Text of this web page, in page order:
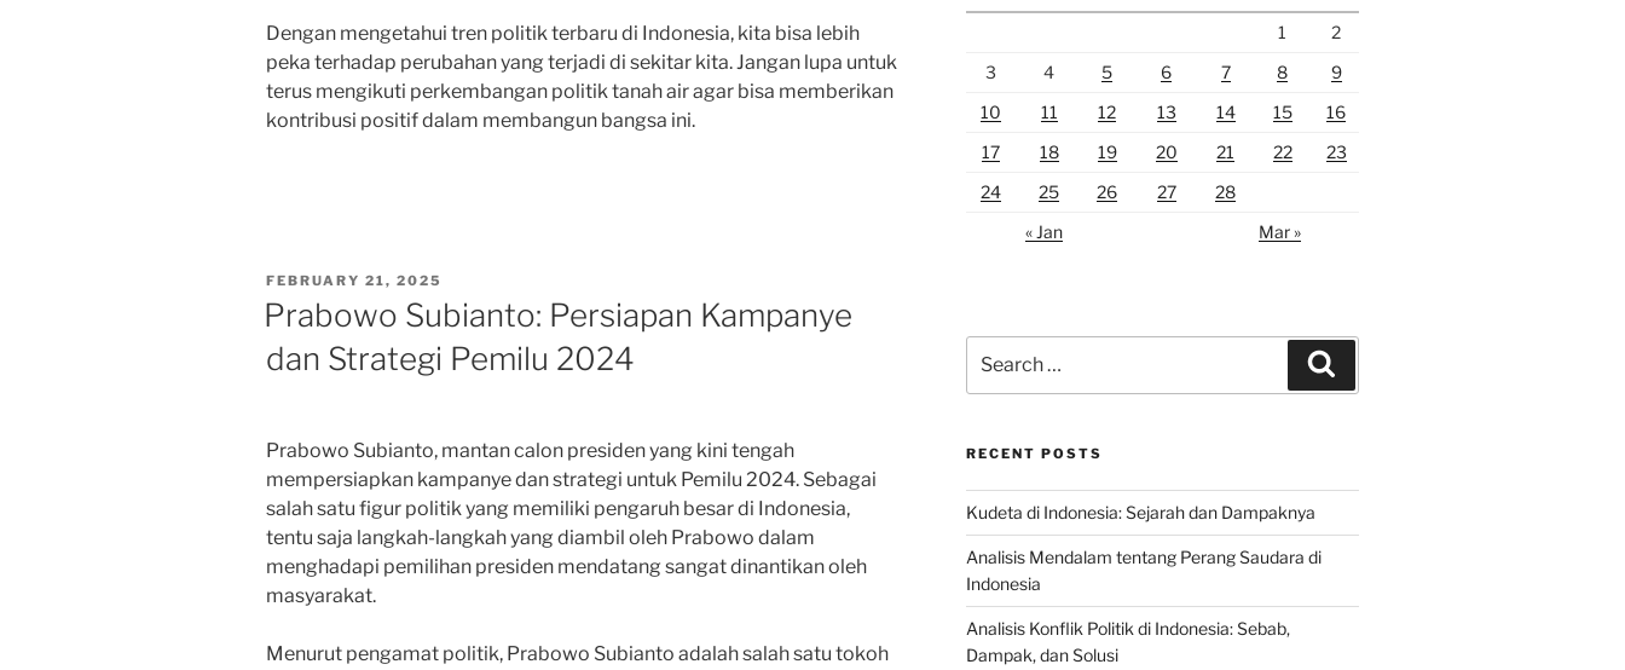
Dengan mengetahui tren politik terbaru di Indonesia, kita bisa lebih
peka terhadap perubahan yang terjadi di sekitar kita. Jangan lupa untuk
terus mengikuti perkembangan politik tanah air agar bisa memberikan
kontribusi positif dalam membangun bangsa ini.
POSTED
FEBRUARY 21, 2025
Prabowo Subianto: Persiapan Kampanye
dan Strategi Pemilu 2024
Prabowo Subianto, mantan calon presiden yang kini tengah
mempersiapkan kampanye dan strategi untuk Pemilu 2024. Sebagai
salah satu figur politik yang memiliki pengaruh besar di Indonesia,
tentu saja langkah-langkah yang diambil oleh Prabowo dalam
menghadapi pemilihan presiden mendatang sangat dinantikan oleh
masyarakat.
Menurut pengamat politik, Prabowo Subianto adalah salah satu tokoh
1
2
3
4 5 6 7 8
9
10
11 12 13 14 15
16
17
18 19 20 21 22
23
24
25 26 27
28
« Jan
Mar »
for:
RECENT POSTS
Kudeta di Indonesia: Sejarah dan Dampaknya
Analisis Mendalam tentang Perang Saudara di
Indonesia
Analisis Konflik Politik di Indonesia: Sebab,
Dampak, dan Solusi